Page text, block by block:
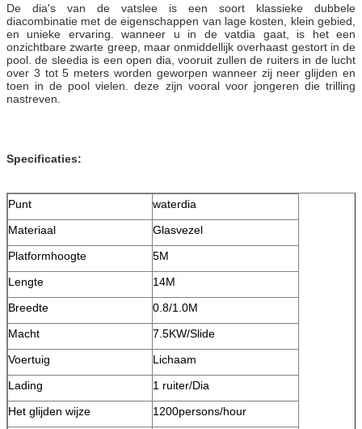
De dia's van de vatslee is een soort klassieke dubbele
diacombinatie met de eigenschappen van lage kosten, klein gebied,
en unieke ervaring. wanneer u in de vatdia gaat, is het een
onzichtbare zwarte greep, maar onmiddellijk overhaast gestort in de
pool. de sleedia is een open dia, vooruit zullen de ruiters in de lucht
over 3 tot 5 meters worden geworpen wanneer zij neer glijden en
toen in de pool vielen. deze zijn vooral voor jongeren die trilling
nastreven.
Specificaties:
Punt
waterdia
Materiaal
Glasvezel
Platformhoogte
5M
Lengte
14M
Breedte
0.8/1.0M
Macht
7.5KW/Slide
Voertuig
Lichaam
Lading
1 ruiter/Dia
Het glijden wijze
1200persons/hour